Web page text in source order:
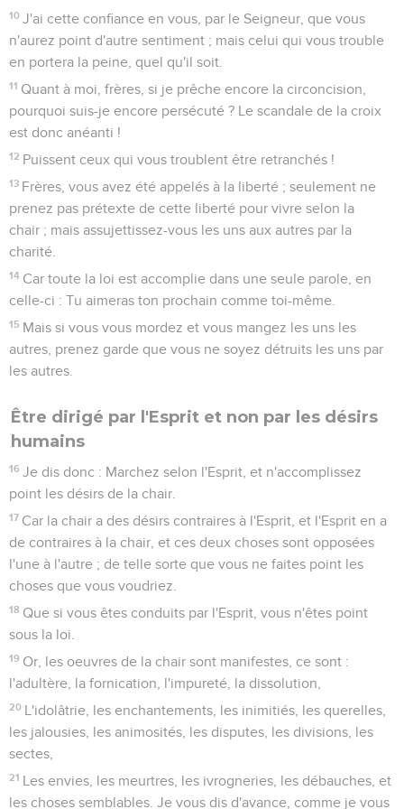
10 J'ai cette confiance en vous, par le Seigneur, que vous
n'aurez point d'autre sentiment ; mais celui qui vous trouble
en portera la peine, quel qu'il soit.
11 Quant à moi, frères, si je prêche encore la circoncision,
pourquoi suis-je encore persécuté ? Le scandale de la croix
est donc anéanti !
12 Puissent ceux qui vous troublent être retranchés !
13 Frères, vous avez été appelés à la liberté ; seulement ne
prenez pas prétexte de cette liberté pour vivre selon la
chair ; mais assujettissez-vous les uns aux autres par la
charité.
14 Car toute la loi est accomplie dans une seule parole, en
celle-ci : Tu aimeras ton prochain comme toi-même.
15 Mais si vous vous mordez et vous mangez les uns les
autres, prenez garde que vous ne soyez détruits les uns par
les autres.
Être dirigé par l'Esprit et non par les désirs
humains
16 Je dis donc : Marchez selon l'Esprit, et n'accomplissez
point les désirs de la chair.
17 Car la chair a des désirs contraires à l'Esprit, et l'Esprit en a
de contraires à la chair, et ces deux choses sont opposées
l'une à l'autre ; de telle sorte que vous ne faites point les
choses que vous voudriez.
18 Que si vous êtes conduits par l'Esprit, vous n'êtes point
sous la loi.
19 Or, les oeuvres de la chair sont manifestes, ce sont :
l'adultère, la fornication, l'impureté, la dissolution,
20 L'idolâtrie, les enchantements, les inimitiés, les querelles,
les jalousies, les animosités, les disputes, les divisions, les
sectes,
21 Les envies, les meurtres, les ivrogneries, les débauches, et
les choses semblables. Je vous dis d'avance, comme je vous